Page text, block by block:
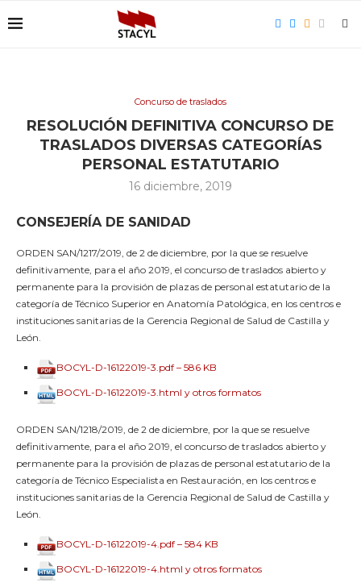
Concurso de traslados
RESOLUCIÓN DEFINITIVA CONCURSO DE
TRASLADOS DIVERSAS CATEGORÍAS
PERSONAL ESTATUTARIO
16 diciembre, 2019
CONSEJERÍA DE SANIDAD
ORDEN SAN/1217/2019, de 2 de diciembre, por la que se resuelve
definitivamente, para el año 2019, el concurso de traslados abierto y
permanente para la provisión de plazas de personal estatutario de la
categoría de Técnico Superior en Anatomía Patológica, en los centros e
instituciones sanitarias de la Gerencia Regional de Salud de Castilla y
León.
BOCYL-D-16122019-3.pdf – 586 KB
BOCYL-D-16122019-3.html y otros formatos
ORDEN SAN/1218/2019, de 2 de diciembre, por la que se resuelve
definitivamente, para el año 2019, el concurso de traslados abierto y
permanente para la provisión de plazas de personal estatutario de la
categoría de Técnico Especialista en Restauración, en los centros e
instituciones sanitarias de la Gerencia Regional de Salud de Castilla y
León.
BOCYL-D-16122019-4.pdf – 584 KB
BOCYL-D-16122019-4.html y otros formatos